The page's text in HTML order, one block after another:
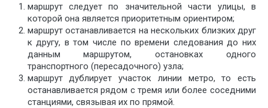
маршрут следует по значительной части улицы, в
которой она является приоритетным ориентиром;
маршрут останавливается на нескольких близких друг
к другу, в том числе по времени следования до них
данным маршрутом, остановках одного
транспортного (пересадочного) узла;
маршрут дублирует участок линии метро, то есть
останавливается рядом с тремя или более соседними
станциями, связывая их по прямой.